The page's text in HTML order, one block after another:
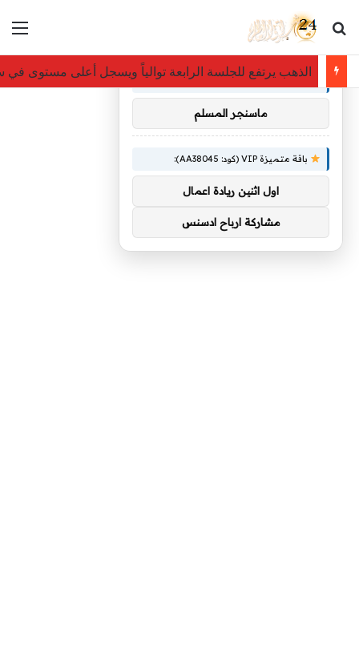
بحث عن
الذهب يرتفع للجلسة الرابعة توالياً ويسجل أعلى مستوى في
توصيات :
باقة متميزة VIP (كود: AA26790):
ماسنجر المسلم
باقة متميزة VIP (كود: AA38045):
اول اثنين ريادة اعمال
مشاركة ارباح ادسنس